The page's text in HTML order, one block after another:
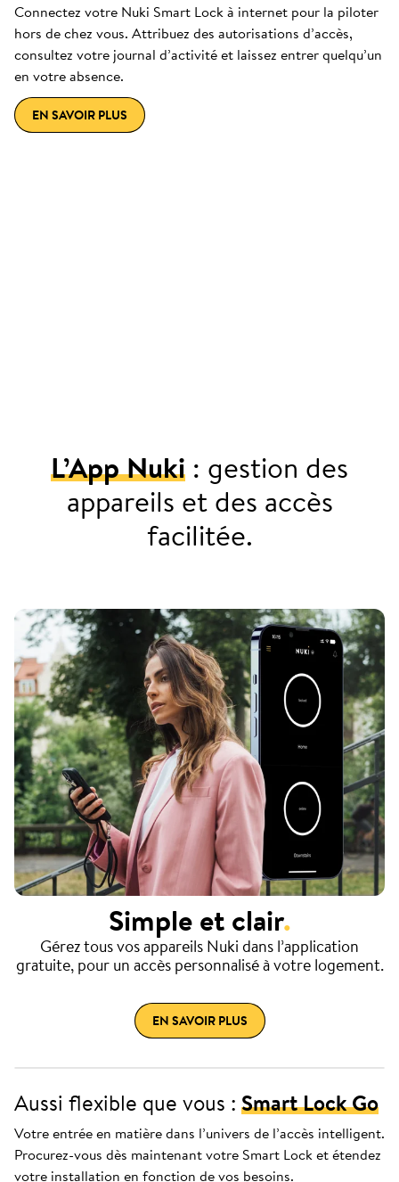
Connectez votre Nuki Smart Lock à internet pour la piloter
hors de chez vous. Attribuez des autorisations d’accès,
consultez votre journal d’activité et laissez entrer quelqu’un
en votre absence.
EN SAVOIR PLUS
L’App Nuki : gestion des
appareils et des accès
facilitée.
Simple et clair.
Gérez tous vos appareils Nuki dans l’application
gratuite, pour un accès personnalisé à votre logement.
EN SAVOIR PLUS
Aussi flexible que vous : Smart Lock Go
Votre entrée en matière dans l’univers de l’accès intelligent.
Procurez-vous dès maintenant votre Smart Lock et étendez
votre installation en fonction de vos besoins.